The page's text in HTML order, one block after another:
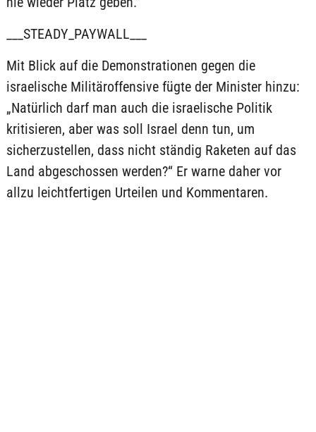
___STEADY_PAYWALL___
Mit Blick auf die Demonstrationen gegen die
israelische Militäroffensive fügte der Minister hinzu:
„Natürlich darf man auch die israelische Politik
kritisieren, aber was soll Israel denn tun, um
sicherzustellen, dass nicht ständig Raketen auf das
Land abgeschossen werden?“ Er warne daher vor
allzu leichtfertigen Urteilen und Kommentaren.